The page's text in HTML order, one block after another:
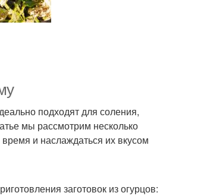
Огурцы на диете
подходят для соления,
мы рассмотрим несколько
и наслаждаться их вкусом
заготовок из огурцов: